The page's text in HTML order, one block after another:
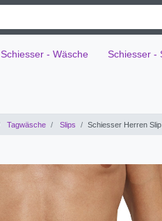
Schiesser - Wäsche Schiesser -
Tagwäsche Slips Schiesser Herren